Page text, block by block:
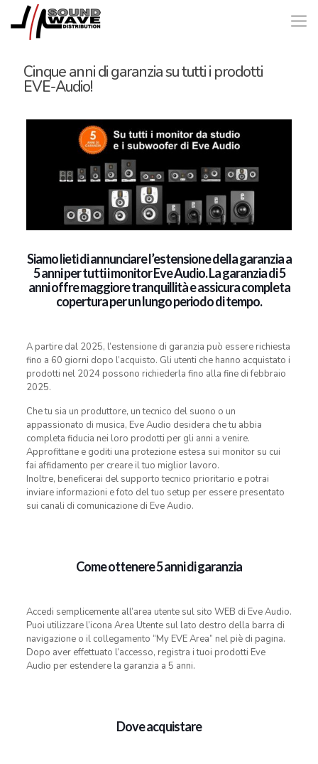
Cinque anni di garanzia su tutti i prodotti
EVE-Audio!
Siamo lieti di annunciare l’estensione della garanzia a
5 anni per tutti i monitor Eve Audio. La garanzia di 5
anni offre maggiore tranquillità e assicura completa
copertura per un lungo periodo di tempo.
A partire dal 2025, l’estensione di garanzia può essere richiesta
fino a 60 giorni dopo l’acquisto. Gli utenti che hanno acquistato i
prodotti nel 2024 possono richiederla fino alla fine di febbraio
2025.
Che tu sia un produttore, un tecnico del suono o un
appassionato di musica, Eve Audio desidera che tu abbia
completa fiducia nei loro prodotti per gli anni a venire.
Approfittane e goditi una protezione estesa sui monitor su cui
fai affidamento per creare il tuo miglior lavoro.
Inoltre, beneficerai del supporto tecnico prioritario e potrai
inviare informazioni e foto del tuo setup per essere presentato
sui canali di comunicazione di Eve Audio.
Come ottenere 5 anni di garanzia
Accedi semplicemente all’area utente sul sito WEB di Eve Audio.
Puoi utilizzare l’icona Area Utente sul lato destro della barra di
navigazione o il collegamento “My EVE Area” nel piè di pagina.
Dopo aver effettuato l’accesso, registra i tuoi prodotti Eve
Audio per estendere la garanzia a 5 anni.
Dove acquistare